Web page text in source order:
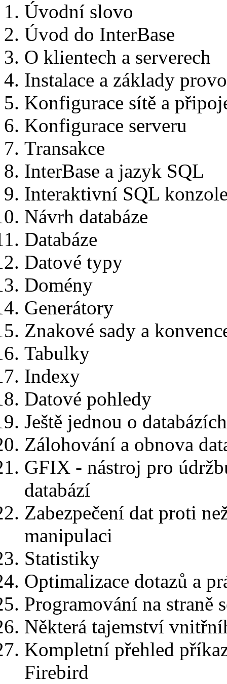
Úvodní slovo
Úvod do InterBase
O klientech a serverech
Instalace a základy
Konfigurace sítě a
Konfigurace serveru
Transakce
InterBase a jazyk SQL
Interaktivní SQL
Návrh databáze
Databáze
Datové typy
Domény
Generátory
Znakové sady a
Tabulky
Indexy
Datové pohledy
Ještě jednou o databázích
Zálohování a obnova
GFIX - nástroj pro
databází
Zabezpečení dat proti
manipulaci
Statistiky
Optimalizace dotazů a
Programování na straně
Některá tajemství
Kompletní přehled
Firebird